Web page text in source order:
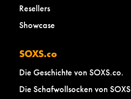
Resellers
Showcase
SOXS.co
Die Geschichte von SOXS.co.
Die Schafwollsocken von SOXS